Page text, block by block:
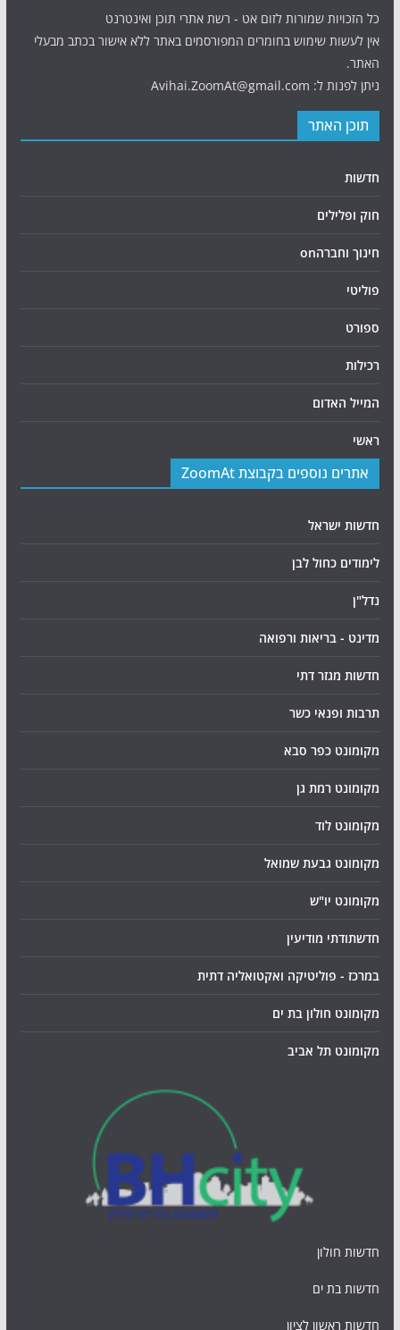
כל הזכויות שמורות לזום אט - רשת אתרי תוכן ואינטרנט
אין לעשות שימוש בחומרים המפורסמים באתר ללא אישור בכתב מבעלי
האתר.
ניתן לפנות ל: Avihai.ZoomAt@gmail.com
תוכן האתר
חדשות
חוק ופלילים
חינוך וחברהon
פוליטי
ספורט
רכילות
המייל האדום
ראשי
אתרים נוספים בקבוצת ZoomAt
חדשות ישראל
לימודים כחול לבן
נדל"ן
מדינט - בריאות ורפואה
חדשות מגזר דתי
תרבות ופנאי כשר
מקומונט כפר סבא
מקומונט רמת גן
מקומונט לוד
מקומונט גבעת שמואל
מקומונט יו"ש
חדשתודתי מודיעין
במרכז - פוליטיקה ואקטואליה דתית
מקומונט חולון בת ים
מקומונט תל אביב
חדשות חולון
חדשות בת ים
חדשות ראשון לציון